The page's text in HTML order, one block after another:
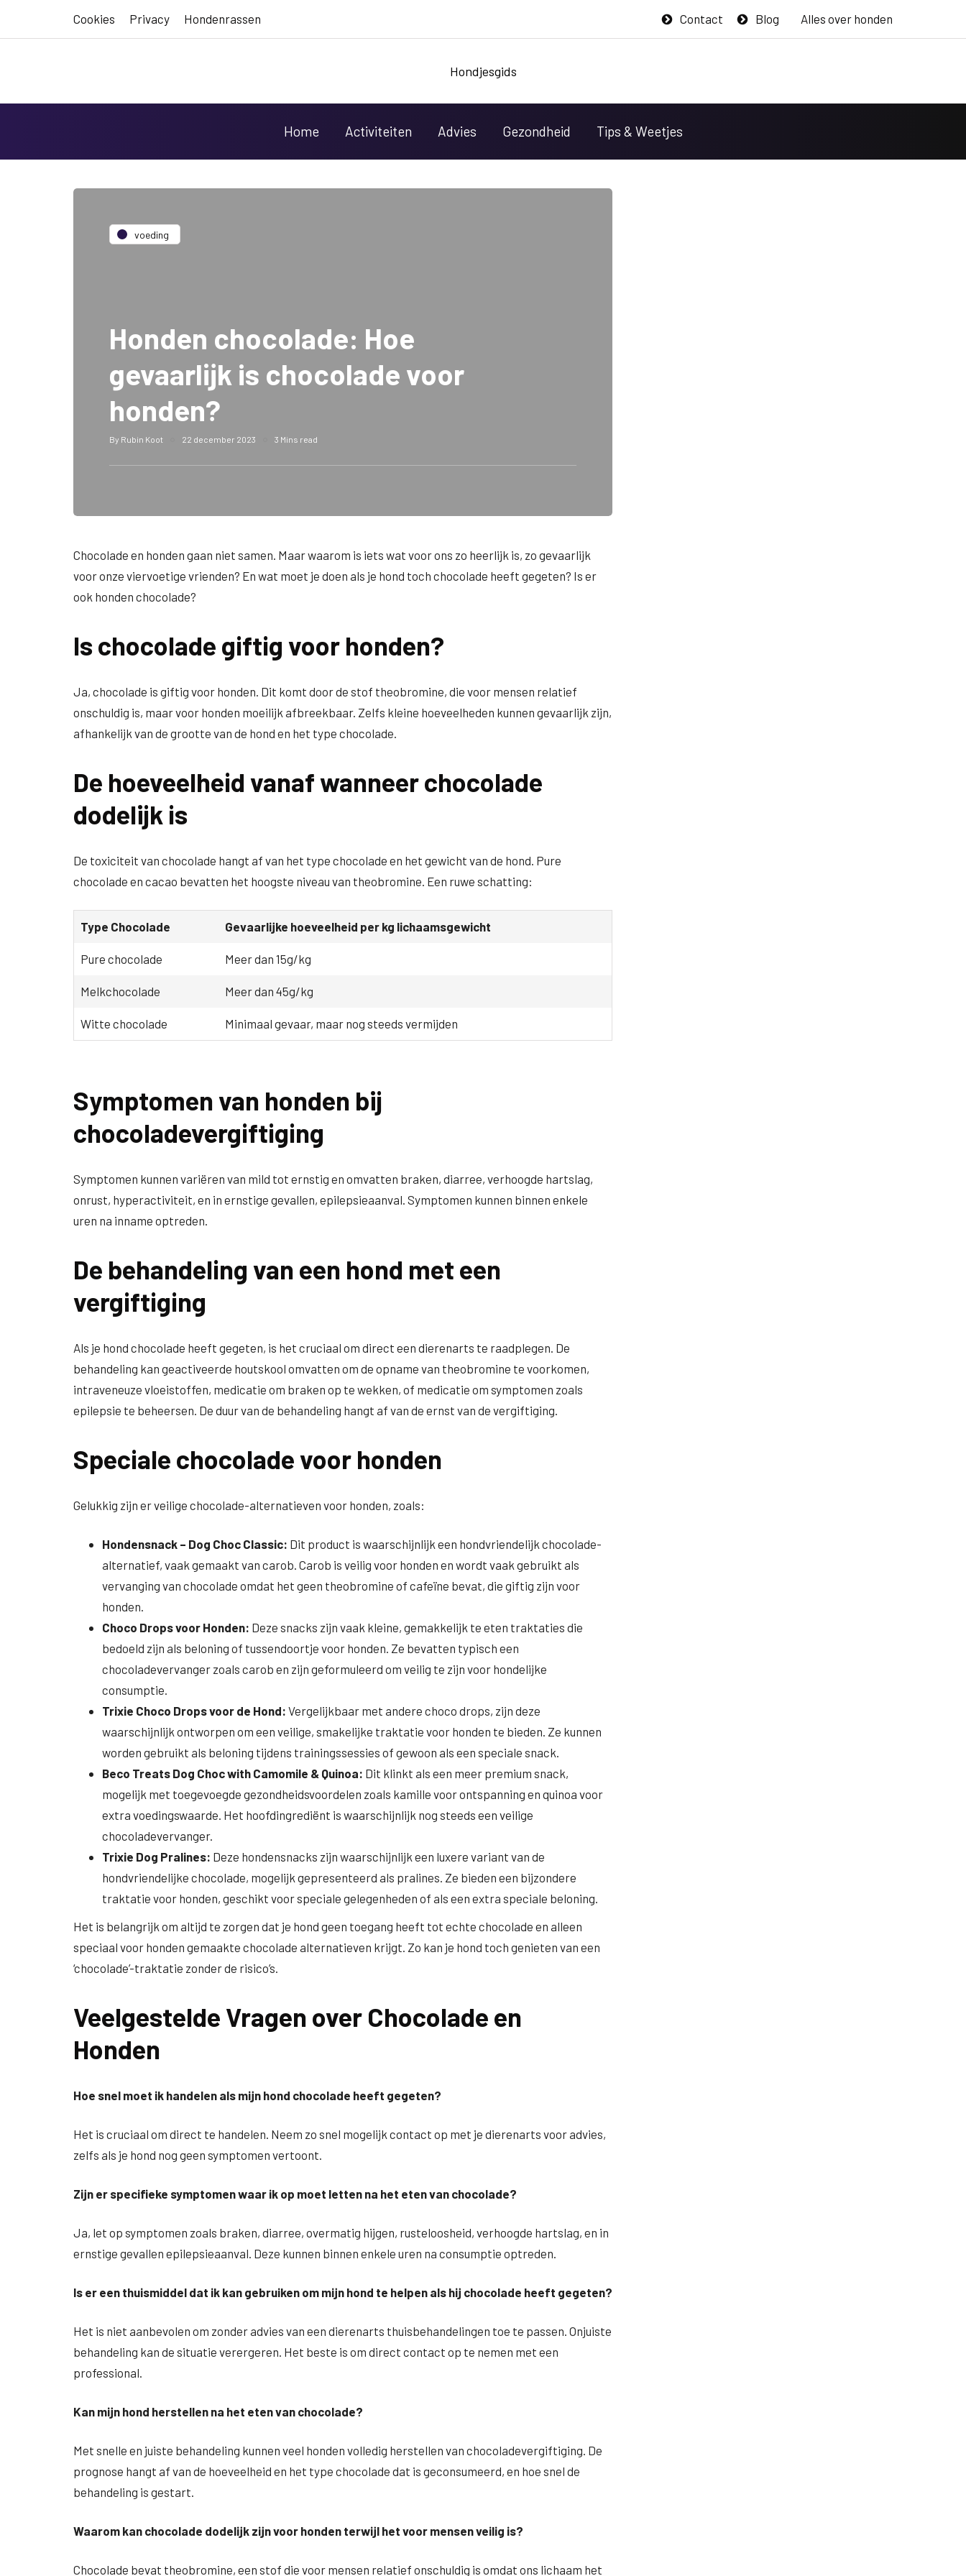
Cookies Privacy Hondenrassen Blog
Contact Alles over honden
Hondjesgids
Home Activiteiten Advies Gezondheid Tips & Weetjes
voeding
Honden chocolade: Hoe
gevaarlijk is chocolade voor
honden?
By Rubin Koot 22 december 2023 3 Mins read
Chocolade en honden gaan niet samen. Maar waarom is iets wat voor ons zo heerlijk is, zo gevaarlijk
voor onze viervoetige vrienden? En wat moet je doen als je hond toch chocolade heeft gegeten? Is er
ook honden chocolade?
Is chocolade giftig voor honden?
Ja, chocolade is giftig voor honden. Dit komt door de stof theobromine, die voor mensen relatief
onschuldig is, maar voor honden moeilijk afbreekbaar. Zelfs kleine hoeveelheden kunnen gevaarlijk zijn,
afhankelijk van de grootte van de hond en het type chocolade.
De hoeveelheid vanaf wanneer chocolade
dodelijk is
De toxiciteit van chocolade hangt af van het type chocolade en het gewicht van de hond. Pure
chocolade en cacao bevatten het hoogste niveau van theobromine. Een ruwe schatting:
Type Chocolade Gevaarlijke hoeveelheid per kg lichaamsgewicht
Pure chocolade Meer dan 15g/kg
Melkchocolade Meer dan 45g/kg
Witte chocolade Minimaal gevaar, maar nog steeds vermijden
Symptomen van honden bij
chocoladevergiftiging
Symptomen kunnen variëren van mild tot ernstig en omvatten braken, diarree, verhoogde hartslag,
onrust, hyperactiviteit, en in ernstige gevallen, epilepsieaanval. Symptomen kunnen binnen enkele
uren na inname optreden.
De behandeling van een hond met een
vergiftiging
Als je hond chocolade heeft gegeten, is het cruciaal om direct een dierenarts te raadplegen. De
behandeling kan geactiveerde houtskool omvatten om de opname van theobromine te voorkomen,
intraveneuze vloeistoffen, medicatie om braken op te wekken, of medicatie om symptomen zoals
epilepsie te beheersen. De duur van de behandeling hangt af van de ernst van de vergiftiging.
Speciale chocolade voor honden
Gelukkig zijn er veilige chocolade-alternatieven voor honden, zoals:
Hondensnack – Dog Choc Classic: Dit product is waarschijnlijk een hondvriendelijk chocolade-
alternatief, vaak gemaakt van carob. Carob is veilig voor honden en wordt vaak gebruikt als
vervanging van chocolade omdat het geen theobromine of cafeïne bevat, die giftig zijn voor
honden.
Choco Drops voor Honden: Deze snacks zijn vaak kleine, gemakkelijk te eten traktaties die
bedoeld zijn als beloning of tussendoortje voor honden. Ze bevatten typisch een
chocoladevervanger zoals carob en zijn geformuleerd om veilig te zijn voor hondelijke
consumptie.
Trixie Choco Drops voor de Hond: Vergelijkbaar met andere choco drops, zijn deze
waarschijnlijk ontworpen om een veilige, smakelijke traktatie voor honden te bieden. Ze kunnen
worden gebruikt als beloning tijdens trainingssessies of gewoon als een speciale snack.
Beco Treats Dog Choc with Camomile & Quinoa: Dit klinkt als een meer premium snack,
mogelijk met toegevoegde gezondheidsvoordelen zoals kamille voor ontspanning en quinoa voor
extra voedingswaarde. Het hoofdingrediënt is waarschijnlijk nog steeds een veilige
chocoladevervanger.
Trixie Dog Pralines: Deze hondensnacks zijn waarschijnlijk een luxere variant van de
hondvriendelijke chocolade, mogelijk gepresenteerd als pralines. Ze bieden een bijzondere
traktatie voor honden, geschikt voor speciale gelegenheden of als een extra speciale beloning.
Het is belangrijk om altijd te zorgen dat je hond geen toegang heeft tot echte chocolade en alleen
speciaal voor honden gemaakte chocolade alternatieven krijgt. Zo kan je hond toch genieten van een
‘chocolade’-traktatie zonder de risico’s.
Veelgestelde Vragen over Chocolade en
Honden
Hoe snel moet ik handelen als mijn hond chocolade heeft gegeten?
Het is cruciaal om direct te handelen. Neem zo snel mogelijk contact op met je dierenarts voor advies,
zelfs als je hond nog geen symptomen vertoont.
Zijn er specifieke symptomen waar ik op moet letten na het eten van chocolade?
Ja, let op symptomen zoals braken, diarree, overmatig hijgen, rusteloosheid, verhoogde hartslag, en in
ernstige gevallen epilepsieaanval. Deze kunnen binnen enkele uren na consumptie optreden.
Is er een thuismiddel dat ik kan gebruiken om mijn hond te helpen als hij chocolade heeft gegeten?
Het is niet aanbevolen om zonder advies van een dierenarts thuisbehandelingen toe te passen. Onjuiste
behandeling kan de situatie verergeren. Het beste is om direct contact op te nemen met een
professional.
Kan mijn hond herstellen na het eten van chocolade?
Met snelle en juiste behandeling kunnen veel honden volledig herstellen van chocoladevergiftiging. De
prognose hangt af van de hoeveelheid en het type chocolade dat is geconsumeerd, en hoe snel de
behandeling is gestart.
Waarom kan chocolade dodelijk zijn voor honden terwijl het voor mensen veilig is?
Chocolade bevat theobromine, een stof die voor mensen relatief onschuldig is omdat ons lichaam het